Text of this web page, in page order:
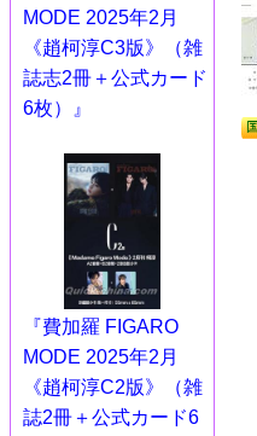
MODE 2025年2月
《趙柯淳C3版》（雑
誌志2冊＋公式カード
6枚）』
『費加羅 FIGARO
MODE 2025年2月
《趙柯淳C2版》（雑
誌2冊＋公式カード6